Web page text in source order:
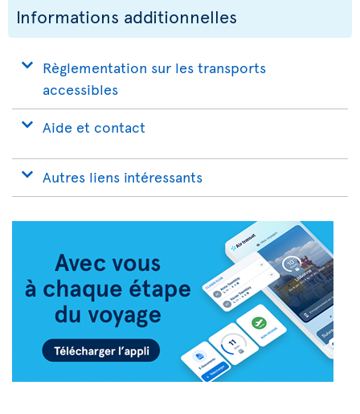
Informations additionnelles
Règlementation sur les transports
accessibles
Aide et contact
Autres liens intéressants